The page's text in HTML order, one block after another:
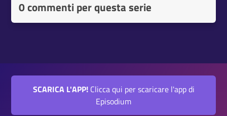
0 commenti per questa serie
SCARICA L'APP!Clicca qui per scaricare l'app di
Episodium